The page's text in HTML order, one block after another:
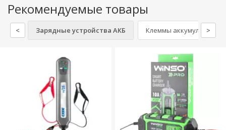
Рекомендуемые товары
< Зарядные устройства АКБ Клеммы аккумулятора
>